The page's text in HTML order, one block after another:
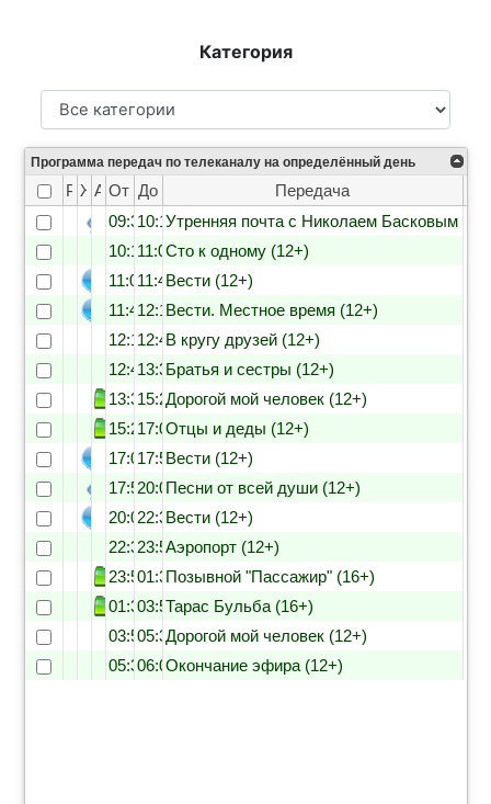
Категория
Программа передач по телеканалу на определённый день
Рейтинг
Жанр
Анонс
От До
Передача
09:3010:10Утренняя почта с Николаем Басковым
10:1011:00Сто к одному (12+)
11:0011:40Вести (12+)
11:4012:10Вести. Местное время (12+)
12:1012:45В кругу друзей (12+)
12:4513:30Братья и сестры (12+)
13:3015:25Дорогой мой человек (12+)
15:2517:00Отцы и деды (12+)
17:0017:55Вести (12+)
17:5520:00Песни от всей души (12+)
20:0022:30Вести (12+)
22:3023:55Аэропорт (12+)
23:5501:35Позывной "Пассажир" (16+)
01:3503:50Тарас Бульба (16+)
03:5005:31Дорогой мой человек (12+)
05:3006:00Окончание эфира (12+)